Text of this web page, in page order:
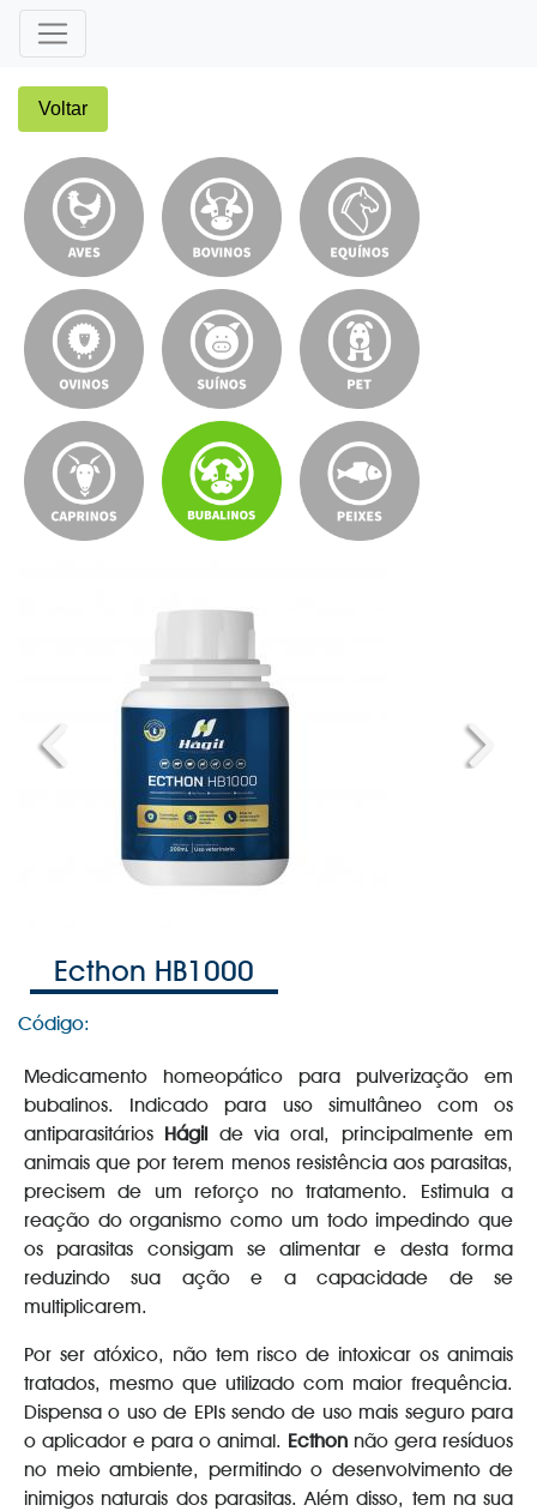
Voltar
Previous Next
Ecthon HB1000
Código:
Medicamento homeopático para pulverização em
bubalinos. Indicado para uso simultâneo com os
antiparasitários Hágilde via oral, principalmente em
animais que por terem menos resistência aos parasitas,
precisem de um reforço no tratamento. Estimula a
reação do organismo como um todo impedindo que
os parasitas consigam se alimentar e desta forma
reduzindo sua ação e a capacidade de se
multiplicarem.
Por ser atóxico, não tem risco de intoxicar os animais
tratados, mesmo que utilizado com maior frequência.
Dispensa o uso de EPIs sendo de uso mais seguro para
o aplicador e para o animal. Ecthon não gera resíduos
no meio ambiente, permitindo o desenvolvimento de
inimigos naturais dos parasitas. Além disso, tem na sua